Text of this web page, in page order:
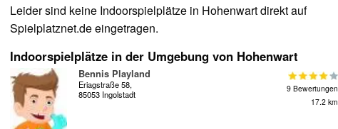
Leider sind keine Indoorspielplätze in Hohenwart direkt auf
Spielplatznet.de eingetragen.
Indoorspielplätze in der Umgebung von Hohenwart
Bennis Playland
Eriagstraße 58,
85053 Ingolstadt
9 Bewertungen
17.2 km